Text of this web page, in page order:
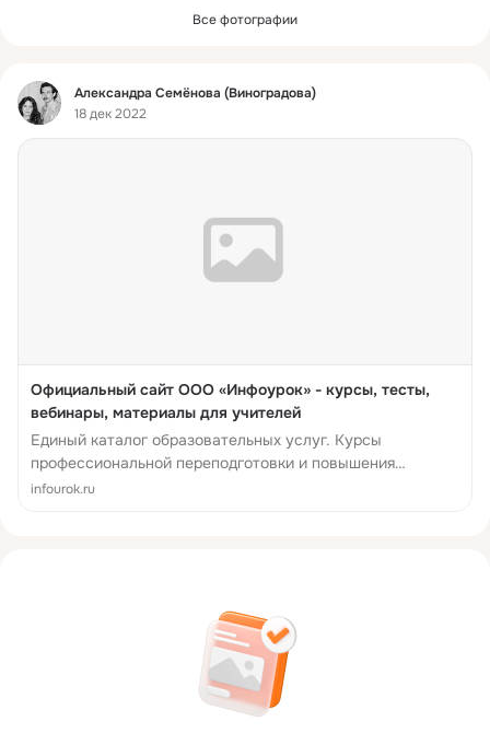
Все фотографии
Фид
Александра Семёнова (Виноградова)
18 дек 2022
Официальный сайт ООО «Инфоурок» - курсы, тесты,
вебинары, материалы для учителей
Единый каталог образовательных услуг. Курсы
профессиональной переподготовки и повышения
квалификации, вебинары, тестирование для учителей.
infourok.ru